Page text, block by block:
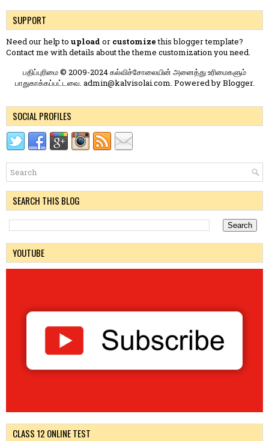
SUPPORT
Need our help to upload or customizethis blogger template?
Contact me with details about the theme customization you need.
பதிப்புரிமை © 2009-2024 கல்விச்சோலையின் அனைத்து உரிமைகளும்
பாதுகாக்கப்பட்டவை. admin@kalvisolai.com. Powered byBlogger.
SOCIAL PROFILES
SEARCH THIS BLOG
YOUTUBE
CLASS 12 ONLINE TEST